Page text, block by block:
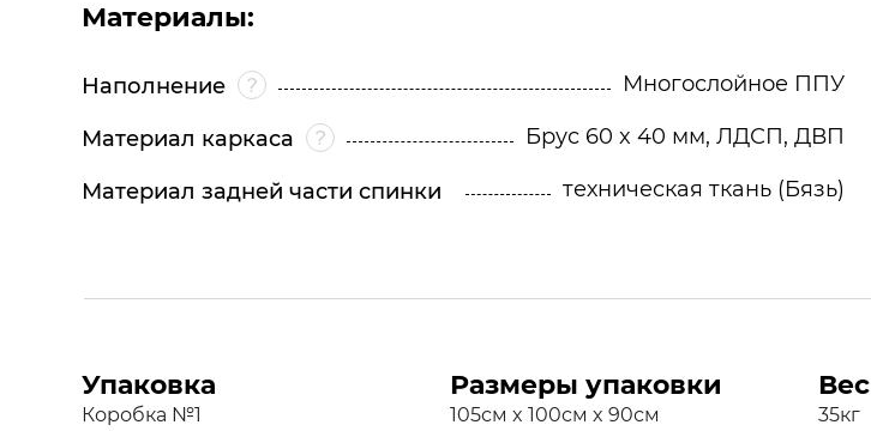
Материалы:
Наполнение Многослойное ППУ
Материал каркаса Брус 60 x 40 мм, ЛДСП, ДВП
Материал задней части спинки техническая ткань (Бязь)
Упаковка
Коробка №1
Размеры упаковки
105см x 100см x 90см
Вес
35кг